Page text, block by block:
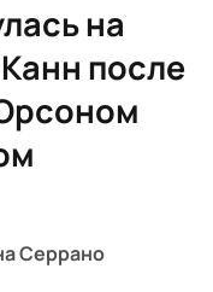
на
после
Серрано